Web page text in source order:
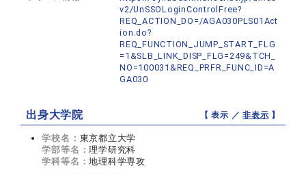
v2/UnSSOLoginControlFree?
REQ_ACTION_DO=/AGA030PLS01Act
ion.do?
REQ_FUNCTION_JUMP_START_FLG
=1&SLB_LINK_DISP_FLG=249&TCH_
NO=100031&REQ_PRFR_FUNC_ID=A
GA030
出身大学院 【 表示 ／非表示 】
学校名： 東京都立大学
学部等名：理学研究科
学科等名：地理科学専攻